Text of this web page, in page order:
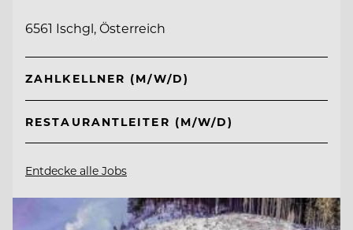
6561 Ischgl, Österreich
ZAHLKELLNER (M/W/D)
RESTAURANTLEITER (M/W/D)
Entdecke alle Jobs